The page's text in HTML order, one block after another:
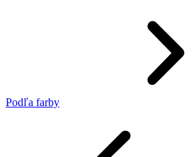
Podľa farby